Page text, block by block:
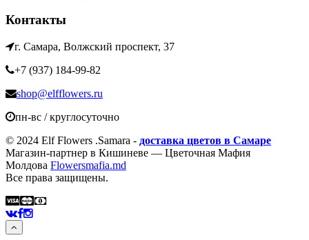
Контакты
г. Самара, Волжский проспект, 37
+7 (937) 184-99-82
shop@elfflowers.ru
пн-вс / круглосуточно
© 2024 Elf Flowers .Samara - доставка цветов в Самаре
Магазин-партнер в Кишиневе — Цветочная Мафия
Молдова Flowersmafia.md
Все права защищены.